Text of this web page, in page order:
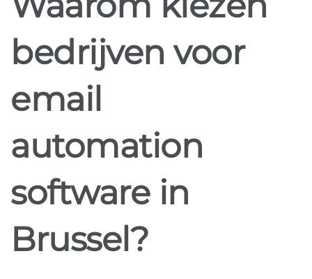
bedrijven voor
email
automation
software in
Brussel?